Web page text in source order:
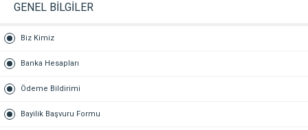
GENEL BİLGİLER
Biz Kimiz
Banka Hesapları
Ödeme Bildirimi
Bayilik Başvuru Formu